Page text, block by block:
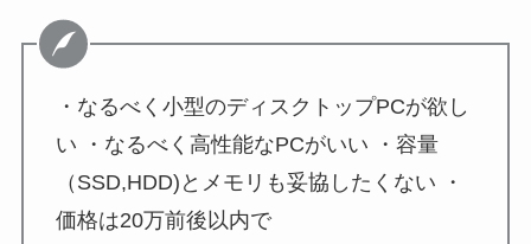
・なるべく小型のディスクトップPCが欲し
い ・なるべく高性能なPCがいい ・容量
（SSD,HDD)とメモリも妥協したくない ・
価格は20万前後以内で